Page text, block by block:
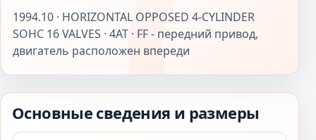
1994.10 · HORIZONTAL OPPOSED 4-CYLINDER
SOHC 16 VALVES · 4AT · FF - передний привод,
двигатель расположен впереди
Основные сведения и размеры